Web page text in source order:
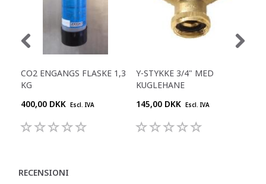
CO2 ENGANGS FLASKE 1,3
KG
400,00 DKK Escl. IVA
Y-STYKKE 3/4" MED
KUGLEHANE
145,00 DKK Escl. IVA
RECENSIONI